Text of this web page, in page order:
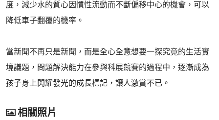
度，減少水的質心因慣性流動而不斷偏移中心的機會，可以
降低車子翻覆的機率。
當新聞不再只是新聞，而是全心全意想要一探究竟的生活實
境議題，問題解決能力在參與科展競賽的過程中，逐漸成為
孩子身上閃耀發光的成長標記，讓人激賞不已。
相關照片